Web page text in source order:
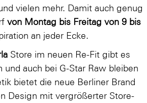
vielen mehr. Damit auch genug
von Montag bis Freitag von 9 bis
an jeder Ecke.
Store im neuen Re-Fit gibt es
auch bei G-Star Raw bleiben
bietet die neue Berliner Brand
Design mit vergrößerter Store-